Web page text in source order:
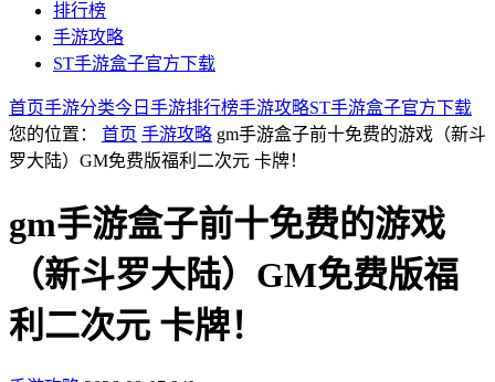
排行榜
手游攻略
ST手游盒子官方下载
首页手游分类今日手游排行榜手游攻略ST手游盒子官方下载
您的位置：
首页 手游攻略 gm手游盒子前十免费的游戏（新斗
罗大陆）GM免费版福利二次元 卡牌！
gm手游盒子前十免费的游戏
（新斗罗大陆）GM免费版福
利二次元 卡牌！